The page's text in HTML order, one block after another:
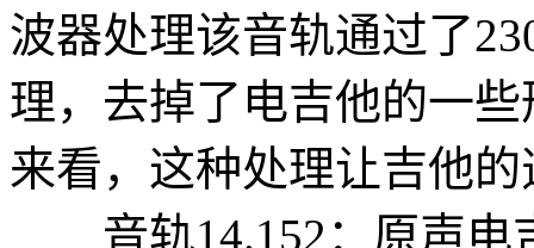
波器处理该音轨通过了
理，去掉了电吉他的一
来看，这种处理让吉他
音轨14.152：原声电